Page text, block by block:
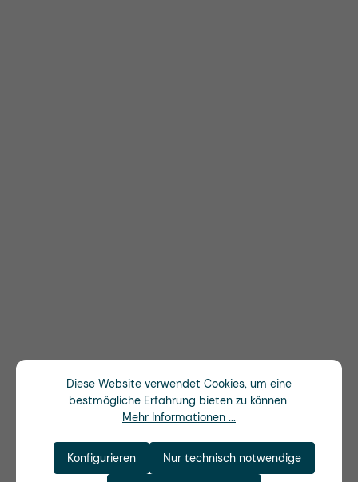
Diese Website verwendet Cookies, um eine
bestmögliche Erfahrung bieten zu können.
Mehr Informationen ...
Nur technisch notwendige
Konfigurieren